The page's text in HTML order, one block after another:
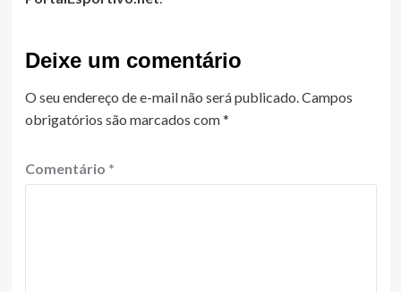
Deixe um comentário
O seu endereço de e-mail não será publicado. Campos
obrigatórios são marcados com*
Comentário *